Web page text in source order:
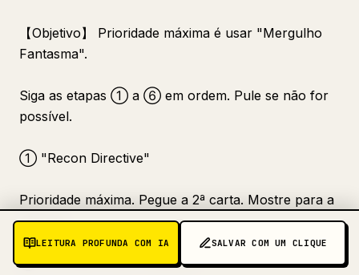
【Objetivo】 Prioridade máxima é usar "Mergulho
Fantasma".
Siga as etapas ① a ⑥ em ordem. Pule se não for
possível.
① "Recon Directive"
Prioridade máxima. Pegue a 2ª carta. Mostre para a
câmera.
② Colocar/Evoluir Pokémon
LEITURA PROFUNDA COM IA SALVAR COM UM CLIQUE